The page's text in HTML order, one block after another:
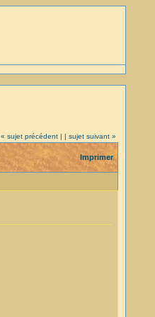
« sujet précédent | | sujet suivant »
Imprimer